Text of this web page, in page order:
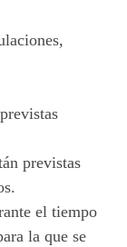
previstas
el tiempo
la que se